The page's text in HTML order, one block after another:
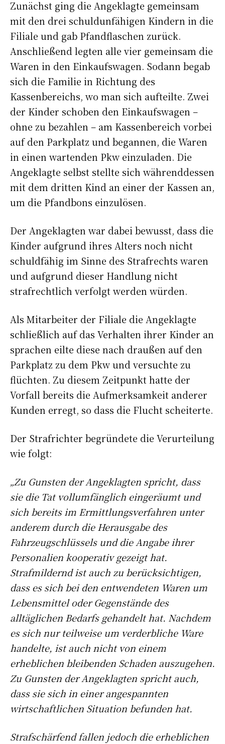
Zunächst ging die Angeklagte gemeinsam
mit den drei schuldunfähigen Kindern in die
Filiale und gab Pfandflaschen zurück.
Anschließend legten alle vier gemeinsam die
Waren in den Einkaufswagen. Sodann begab
sich die Familie in Richtung des
Kassenbereichs, wo man sich aufteilte. Zwei
der Kinder schoben den Einkaufswagen –
ohne zu bezahlen – am Kassenbereich vorbei
auf den Parkplatz und begannen, die Waren
in einen wartenden Pkw einzuladen. Die
Angeklagte selbst stellte sich währenddessen
mit dem dritten Kind an einer der Kassen an,
um die Pfandbons einzulösen.
Der Angeklagten war dabei bewusst, dass die
Kinder aufgrund ihres Alters noch nicht
schuldfähig im Sinne des Strafrechts waren
und aufgrund dieser Handlung nicht
strafrechtlich verfolgt werden würden.
Als Mitarbeiter der Filiale die Angeklagte
schließlich auf das Verhalten ihrer Kinder an
sprachen eilte diese nach draußen auf den
Parkplatz zu dem Pkw und versuchte zu
flüchten. Zu diesem Zeitpunkt hatte der
Vorfall bereits die Aufmerksamkeit anderer
Kunden erregt, so dass die Flucht scheiterte.
Der Strafrichter begründete die Verurteilung
wie folgt:
„Zu Gunsten der Angeklagten spricht, dass
sie die Tat vollumfänglich eingeräumt und
sich bereits im Ermittlungsverfahren unter
anderem durch die Herausgabe des
Fahrzeugschlüssels und die Angabe ihrer
Personalien kooperativ gezeigt hat.
Strafmildernd ist auch zu berücksichtigen,
dass es sich bei den entwendeten Waren um
Lebensmittel oder Gegenstände des
alltäglichen Bedarfs gehandelt hat. Nachdem
es sich nur teilweise um verderbliche Ware
handelte, ist auch nicht von einem
erheblichen bleibenden Schaden auszugehen.
Zu Gunsten der Angeklagten spricht auch,
dass sie sich in einer angespannten
wirtschaftlichen Situation befunden hat.
Strafschärfend fallen jedoch die erheblichen